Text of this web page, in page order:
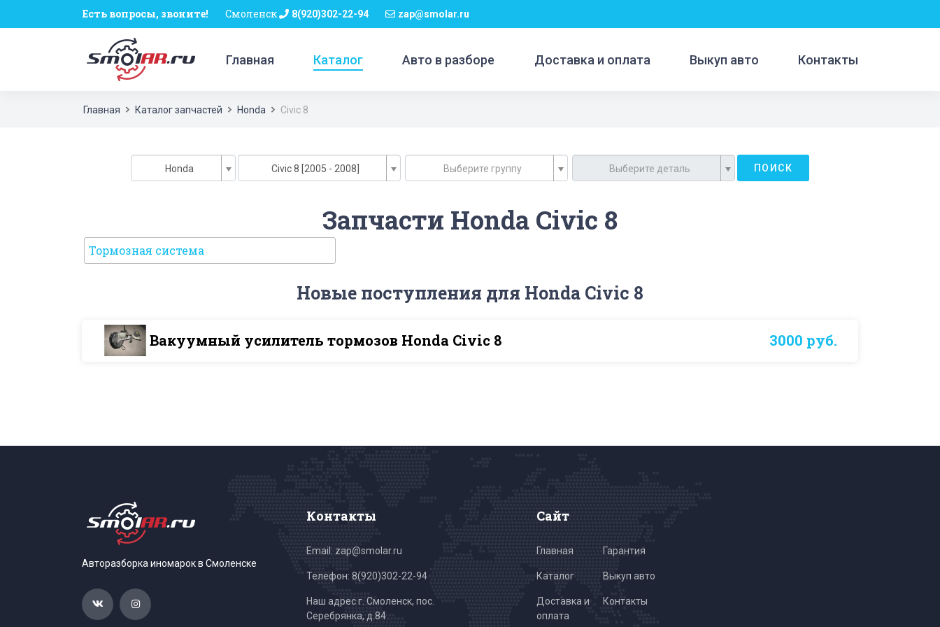
Есть вопросы, звоните! Смоленск 8(920)302-22-94 zap@smolar.ru
Главная Каталог Авто в разборе Доставка и оплата Выкуп авто Контакты
Главная Каталог запчастей Honda Civic 8
Honda Civic 8 [2005 - 2008] Выберите группу Выберите деталь ПОИСК
Запчасти Honda Civic 8
Тормозная система
Новые поступления для Honda Civic 8
Вакуумный усилитель тормозов Honda Civic 8 3000 руб.
Авторазборка иномарок в Смоленске
Контакты
Email: zap@smolar.ru
Телефон: 8(920)302-22-94
Наш адрес г. Смоленск, пос.
Серебрянка, д.84
Сайт
Главная
Каталог
Доставка и
оплата
Гарантия
Выкуп авто
Контакты